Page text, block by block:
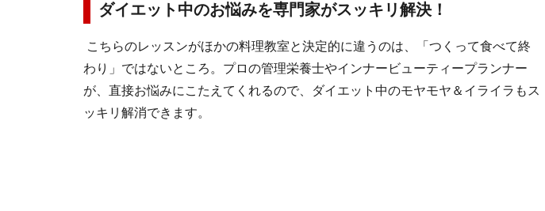
ダイエット中のお悩みを専門家がスッキリ解決！
こちらのレッスンがほかの料理教室と決定的に違うのは、「つくって食べて終
わり」ではないところ。プロの管理栄養士やインナービューティープランナー
が、直接お悩みにこたえてくれるので、ダイエット中のモヤモヤ＆イライラもス
ッキリ解消できます。